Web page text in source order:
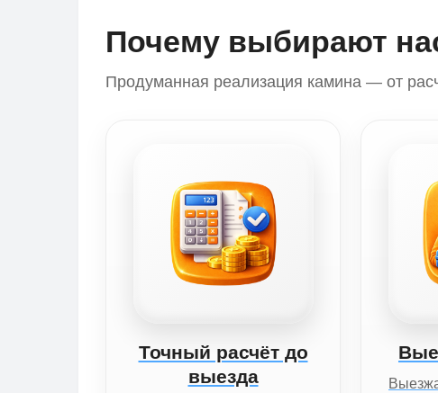
Почему выбирают
Продуманная реализация камина — от
Точный расчёт до
выезда